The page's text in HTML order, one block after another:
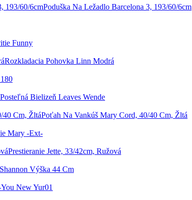
Poduška Na Ležadlo Barcelona 3, 193/60/6cm
Funny
Rozkladacia Pohovka Linn Modrá
Posteľná Bielizeň Leaves Wende
Poťah Na Vankúš Mary Cord, 40/40 Cm, Žltá
Mary -Ext-
Prestieranie Jette, 33/42cm, Ružová
Výška 44 Cm
New Yur01